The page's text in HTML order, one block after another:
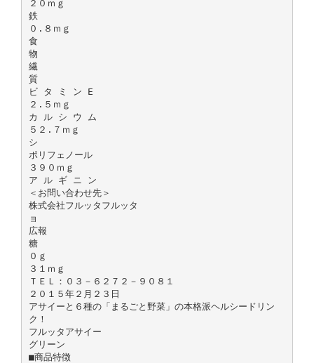
２０ｍｇ
鉄
０.８ｍｇ
食
物
繊
質
ビ タ ミ ン E
２.５ｍｇ
カ ル シ ウ ム
５２.７ｍｇ
シ
ポリフェノール
３９０ｍｇ
ア ル ギ ニ ン
＜お問い合わせ先＞
株式会社フルッタフルッタ
ョ
広報
糖
０ｇ
３１ｍｇ
ＴＥＬ：０３－６２７２－９０８１
２０１５年２月２３日
アサイーと６種の「まるごと野菜」の本格派ヘルシードリン
ク！
フルッタアサイー
グリーン
■商品特徴